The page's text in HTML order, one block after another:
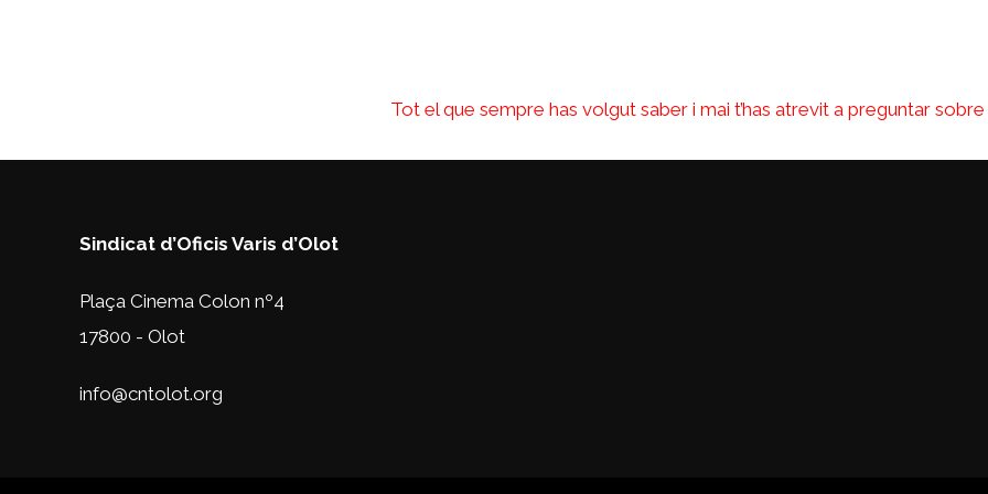
Tot el que sempre has volgut saber i mai t’has atrevit a preguntar sobre
Sindicat d’Oficis Varis d’Olot
Plaça Cinema Colon nº4
17800 - Olot
info@cntolot.org